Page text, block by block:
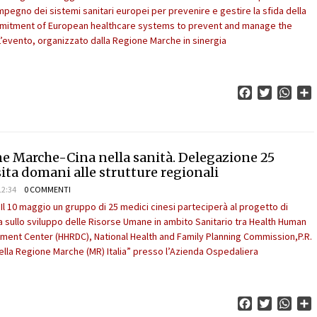
dei sistemi sanitari europei per prevenire e gestire la sfida della
of European healthcare systems to prevent and manage the
organizzato dalla Regione Marche in sinergia
FacebookTwitter
Marche-Cina nella sanità. Delegazione 25
domani alle strutture regionali
0 COMMENTI
10 maggio un gruppo di 25 medici cinesi parteciperà al progetto di
sviluppo delle Risorse Umane in ambito Sanitario tra Health Human
Center (HHRDC), National Health and Family Planning Commission,P.R.
Regione Marche (MR) Italia” presso l’Azienda Ospedaliera
FacebookTwitter